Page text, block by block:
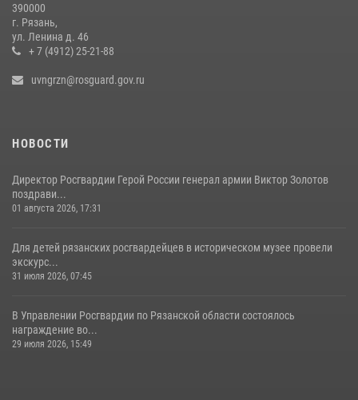
Офицер вневедомственной охраны в эфире «Радио России - Рязань»
рассказал о службе во вневедомственной охране
390000
г. Рязань,
ул. Ленина д. 46
+ 7 (4912) 25-21-88
uvngrzn@rosguard.gov.ru
НОВОСТИ
Директор Росгвардии Герой России генерал армии Виктор Золотов
поздрави...
01 августа 2026, 17:31
Для детей рязанских росгвардейцев в историческом музее провели
экскурс...
31 июля 2026, 07:45
В Управлении Росгвардии по Рязанской области состоялось
награждение во...
29 июля 2026, 15:49